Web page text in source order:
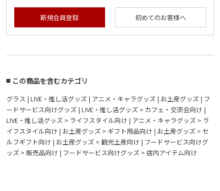
新規会員登録 初めてのお客様へ
この商品を含むカテゴリ
グラス | LIVE・推し活グッズ| アニメ・キャラグッズ| お土産グッズ| フ
ードサービス向けグッズ| LIVE・推し活グッズ > カフェ・交流会向け |
LIVE・推し活グッズ > ライフスタイル向け | アニメ・キャラグッズ > ラ
イフスタイル向け | お土産グッズ > ギフト用品向け | お土産グッズ > セ
ルフギフト向け | お土産グッズ > 観光土産向け | フードサービス向けグ
ッズ > 販売品向け | フードサービス向けグッズ > 店内アイテム向け